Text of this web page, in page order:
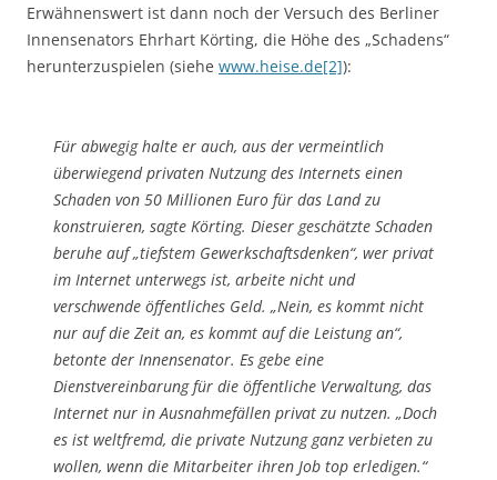
Erwähnenswert ist dann noch der Versuch des Berliner
Innensenators Ehrhart Körting, die Höhe des „Schadens“
herunterzuspielen (siehe www.heise.de[2]):
Für abwegig halte er auch, aus der vermeintlich
überwiegend privaten Nutzung des Internets einen
Schaden von 50 Millionen Euro für das Land zu
konstruieren, sagte Körting. Dieser geschätzte Schaden
beruhe auf „tiefstem Gewerkschaftsdenken“, wer privat
im Internet unterwegs ist, arbeite nicht und
verschwende öffentliches Geld. „Nein, es kommt nicht
nur auf die Zeit an, es kommt auf die Leistung an“,
betonte der Innensenator. Es gebe eine
Dienstvereinbarung für die öffentliche Verwaltung, das
Internet nur in Ausnahmefällen privat zu nutzen. „Doch
es ist weltfremd, die private Nutzung ganz verbieten zu
wollen, wenn die Mitarbeiter ihren Job top erledigen.“